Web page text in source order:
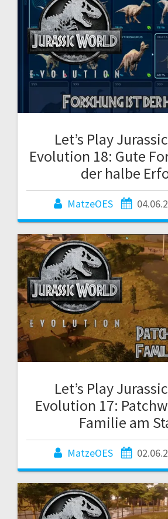
Let’s Play
Evolution 18: Gute
der halbe
MatzeOES
Let’s Play
Evolution 17:
Familie am
MatzeOES